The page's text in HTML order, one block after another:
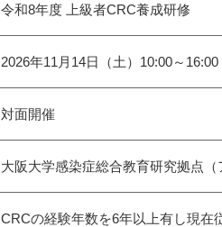
令和8年度 上級者CRC養成研修
2026年11月14日（土）10:00～16:00
対面開催
大阪大学感染症総合教育研究拠点（
CRCの経験年数を6年以上有し現在